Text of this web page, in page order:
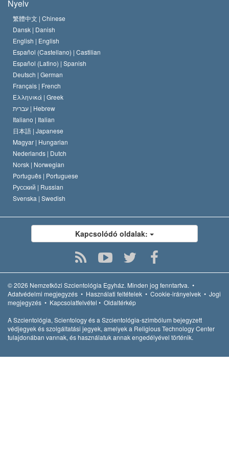
A Szcientológia Egyház hitvallása
A Szcientológus kódex
David Miscavige
Nemzetközi emberi jogi standardok
Nyilatkozat a vallásról
Nyelv
繁體中文 | Chinese
Dansk | Danish
English | English
Español (Castellano) | Castilian
Español (Latino) | Spanish
Deutsch | German
Français | French
Ελληνικά | Greek
עברית | Hebrew
Italiano | Italian
日本語 | Japanese
Magyar | Hungarian
Nederlands | Dutch
Norsk | Norwegian
Português | Portuguese
Русский | Russian
Svenska | Swedish
Kapcsolódó oldalak:
© 2026 Nemzetközi Szcientológia Egyház. Minden jog fenntartva. •
Adatvédelmi megjegyzés • Használati feltételek • Cookie-irányelvek • Jogi
megjegyzés • Kapcsolatfelvétel • Oldaltérkép
A Szcientológia, Scientology és a Szcientológia-szimbólum bejegyzett
védjegyek és szolgáltatási jegyek, amelyek a Religious Technology Center
tulajdonában vannak, és használatuk annak engedélyével történik.